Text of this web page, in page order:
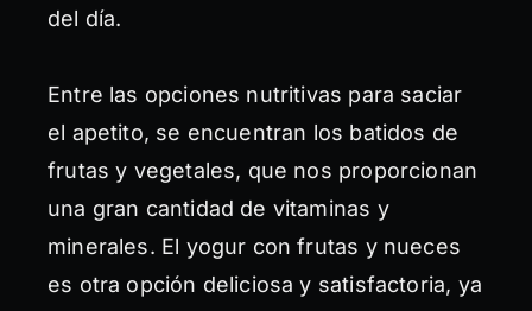
del día.
Entre las opciones nutritivas para saciar
el apetito, se encuentran los batidos de
frutas y vegetales, que nos proporcionan
una gran cantidad de vitaminas y
minerales. El yogur con frutas y nueces
es otra opción deliciosa y satisfactoria, ya